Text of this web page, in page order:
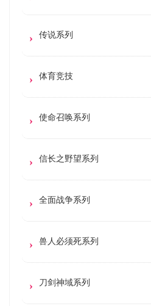
传说系列
体育竞技
使命召唤系列
信长之野望系列
全面战争系列
兽人必须死系列
刀剑神域系列